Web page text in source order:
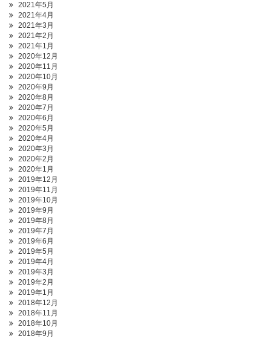
2021年5月
2021年4月
2021年3月
2021年2月
2021年1月
2020年12月
2020年11月
2020年10月
2020年9月
2020年8月
2020年7月
2020年6月
2020年5月
2020年4月
2020年3月
2020年2月
2020年1月
2019年12月
2019年11月
2019年10月
2019年9月
2019年8月
2019年7月
2019年6月
2019年5月
2019年4月
2019年3月
2019年2月
2019年1月
2018年12月
2018年11月
2018年10月
2018年9月